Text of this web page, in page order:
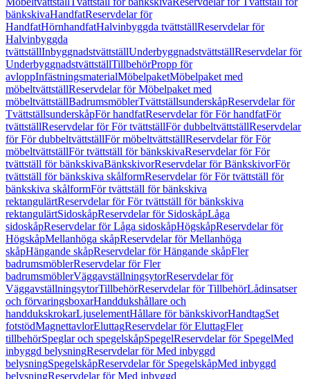
bänkskivaHandfatReservdelar för
HandfatHörnhandfatHalvinbyggda tvättställReservdelar för
Halvinbyggda
tvättställInbyggnadstvättställUnderbyggnadstvättställReservdelar för
UnderbyggnadstvättställTillbehörPropp för
avloppInfästningsmaterialMöbelpaketMöbelpaket med
möbeltvättställReservdelar för Möbelpaket med
möbeltvättställBadrumsmöblerTvättställsunderskåpReservdelar för
TvättställsunderskåpFör handfatReservdelar för För handfatFör
tvättställReservdelar för För tvättställFör dubbeltvättställReservdelar
för För dubbeltvättställFör möbeltvättställReservdelar för För
möbeltvättställFör tvättställ för bänkskivaReservdelar för För
tvättställ för bänkskivaBänkskivorReservdelar för BänkskivorFör
tvättställ för bänkskiva skålformReservdelar för För tvättställ för
bänkskiva skålformFör tvättställ för bänkskiva
rektangulärtReservdelar för För tvättställ för bänkskiva
rektangulärtSidoskåpReservdelar för SidoskåpLåga
sidoskåpReservdelar för Låga sidoskåpHögskåpReservdelar för
HögskåpMellanhöga skåpReservdelar för Mellanhöga
skåpHängande skåpReservdelar för Hängande skåpFler
badrumsmöblerReservdelar för Fler
badrumsmöblerVäggavställningsytorReservdelar för
VäggavställningsytorTillbehörReservdelar för TillbehörLådinsatser
och förvaringsboxarHanddukshållare och
handdukskrokarLjuselementHållare för bänkskivorHandtagSet
fotstödMagnettavlorEluttagReservdelar för EluttagFler
tillbehörSpeglar och spegelskåpSpegelReservdelar för SpegelMed
inbyggd belysningReservdelar för Med inbyggd
belysningSpegelskåpReservdelar för SpegelskåpMed inbyggd
belysningReservdelar för Med inbyggd